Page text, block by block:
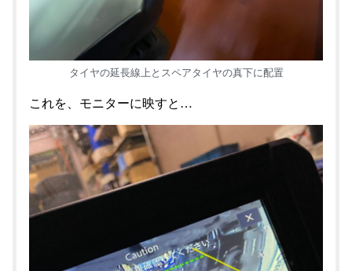
タイヤの延長線上とスペアタイヤの真下に配置
これを、モニターに映すと…